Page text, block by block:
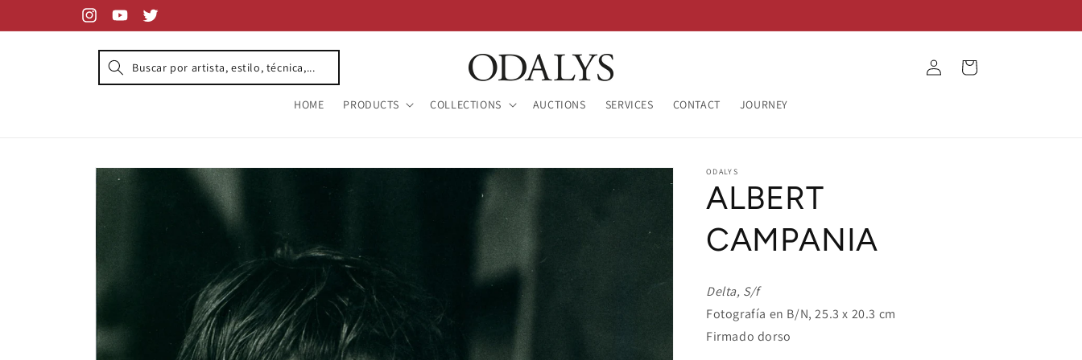
InstagramYouTubeTwitter
HOME PRODUCTS COLLECTIONS AUCTIONS SERVICES CONTACT JOURNEY
Log
in
Cart
Skip to
product
ODALYS
ALBERT
CAMPANIA
Delta, S/f
Fotografía en B/N, 25.3 x 20.3 cm
Firmado dorso